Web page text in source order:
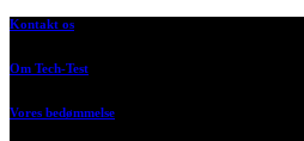
Kontakt os
Om Tech-Test
Vores bedømmelse